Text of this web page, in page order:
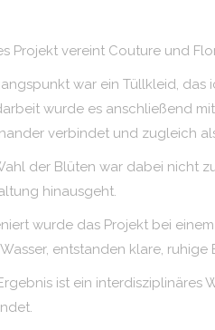
Projekt vereint Couture und
war ein Tüllkleid,
wurde es anschließend
verbindet und zugleich
der Blüten war dabei nicht
hinausgeht.
wurde das Projekt bei
entstanden klare,
ist ein